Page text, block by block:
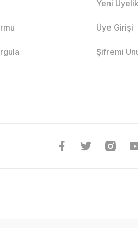
Yeni Üyelik
Üye Girişi
Şifremi